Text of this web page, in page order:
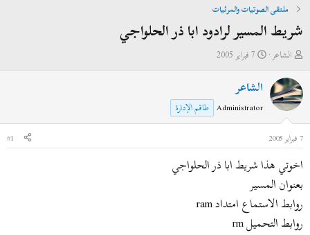
ملتقى الصوتيات والمرئيات
شريط المسير لرادود ابا ذر الحلواجي
ب
د
ئ
م
و
ض
و
ع
الشاعر
ت
ر
ي
ل
ب
د
7 فبراير 2005
الشاعر
Administrator طاقم الإدارة
7 فبراير 2005
#1
اخوتي هذا شريط ابا ذر الحلواجي
بعنوان المسير
روابط الاستماع امتداد ram
روابط التحميل rm